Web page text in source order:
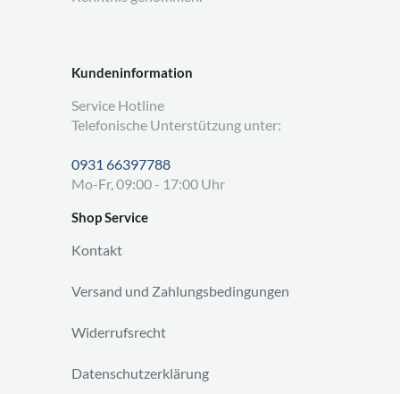
Kundeninformation
Service Hotline
Telefonische Unterstützung unter:
0931 66397788
Mo-Fr, 09:00 - 17:00 Uhr
Shop Service
Kontakt
Versand und Zahlungsbedingungen
Widerrufsrecht
Datenschutzerklärung